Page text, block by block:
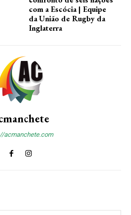
com a Escócia | Equipe
da União de Rugby da
Inglaterra
acmanchete.com